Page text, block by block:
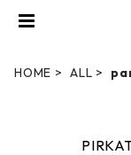
HOME ALL